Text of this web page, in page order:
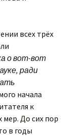
всех трёх
о вот-вот
ради
начала
к
До сих пор
в годы